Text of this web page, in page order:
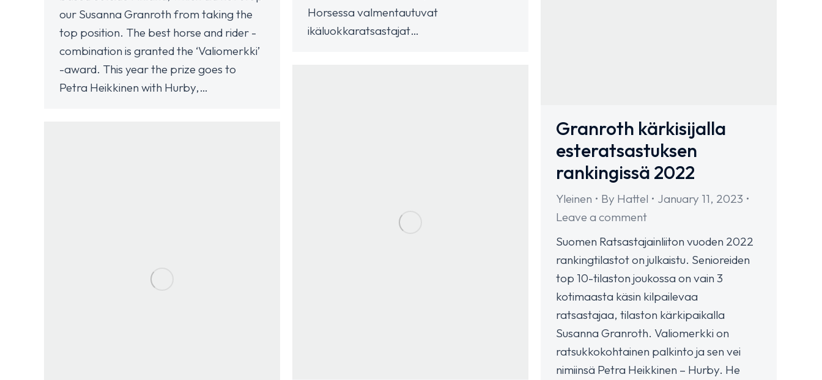
Horsessa valmentautuvat
ikäluokkaratsastajat…
our Susanna Granroth from taking the
top position. The best horse and rider -
combination is granted the ‘Valiomerkki’
-award. This year the prize goes to
Petra Heikkinen with Hurby,…
Granroth kärkisijalla
esteratsastuksen
rankingissä 2022
Yleinen By Hattel
January 11, 2023
Leave a comment
Suomen Ratsastajainliiton vuoden 2022
rankingtilastot on julkaistu. Senioreiden
top 10-tilaston joukossa on vain 3
kotimaasta käsin kilpailevaa
ratsastajaa, tilaston kärkipaikalla
Susanna Granroth. Valiomerkki on
ratsukkokohtainen palkinto ja sen vei
nimiinsä Petra Heikkinen – Hurby. He